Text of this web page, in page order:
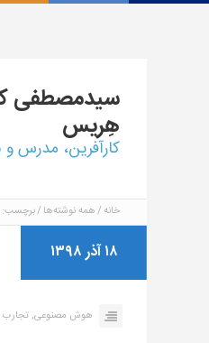
سیدمصطفی
هِریس
کارآفرین، مدرس
خانه همه نوشته‌ها برچسب:
۱۸ آذر ۱۳۹۸
هوش مصنوعی,تجارب